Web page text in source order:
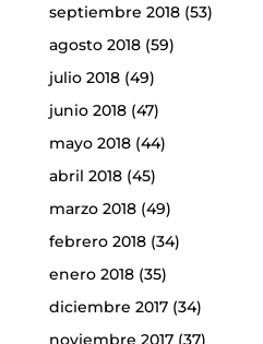
septiembre 2018(53)
agosto 2018(59)
julio 2018(49)
junio 2018(47)
mayo 2018(44)
abril 2018(45)
marzo 2018(49)
febrero 2018(34)
enero 2018(35)
diciembre 2017(34)
noviembre 2017(37)